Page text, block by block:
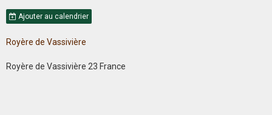
Ajouter au calendrier
Royère de Vassivière
Royère de Vassivière 23 France